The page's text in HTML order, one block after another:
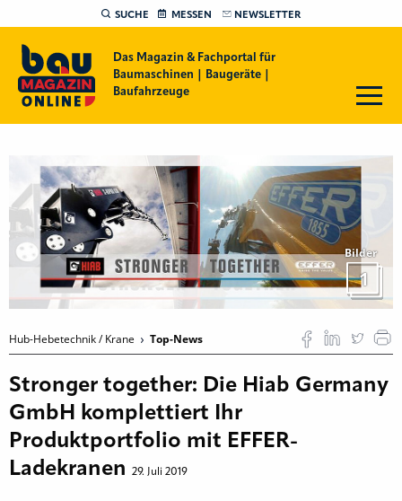
SUCHE MESSEN NEWSLETTER
Das Magazin & Fachportal für
Baumaschinen | Baugeräte |
Baufahrzeuge
Bilder
1
Hub-Hebetechnik / Krane Top-News
Stronger together: Die Hiab Germany
GmbH komplettiert Ihr
Produktportfolio mit EFFER-
Ladekranen
29. Juli 2019